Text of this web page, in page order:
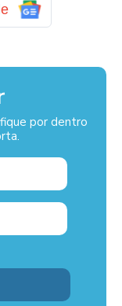
e
por dentro